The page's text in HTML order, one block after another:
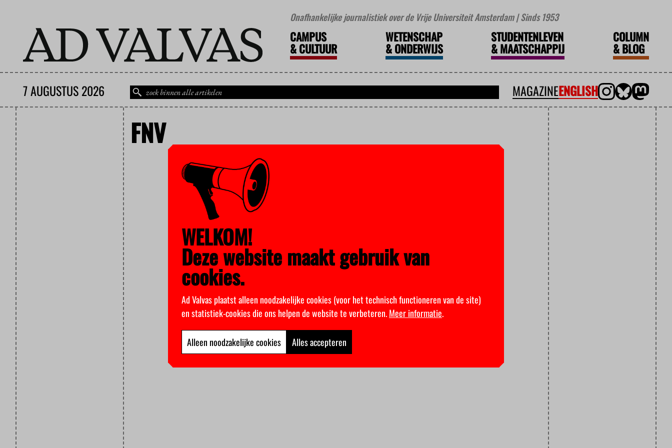
Onafhankelijke journalistiek over de Vrije Universiteit Amsterdam | Sinds 1953
CAMPUS
&CULTUUR
WETENSCHAP
&ONDERWIJS
STUDENTENLEVEN
&MAATSCHAPPIJ
COLUMN
&BLOG
7 AUGUSTUS 2026 MAGAZINEENGLISH
FNV
WELKOM!
Deze website maakt gebruik van
cookies.
Ad Valvas plaatst alleen noodzakelijke cookies (voor het technisch functioneren van de site)
en statistiek-cookies die ons helpen de website te verbeteren.Meer informatie.
Alleen noodzakelijke cookies Alles accepteren